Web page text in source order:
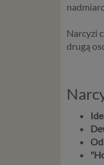
Narcyzi
drugą